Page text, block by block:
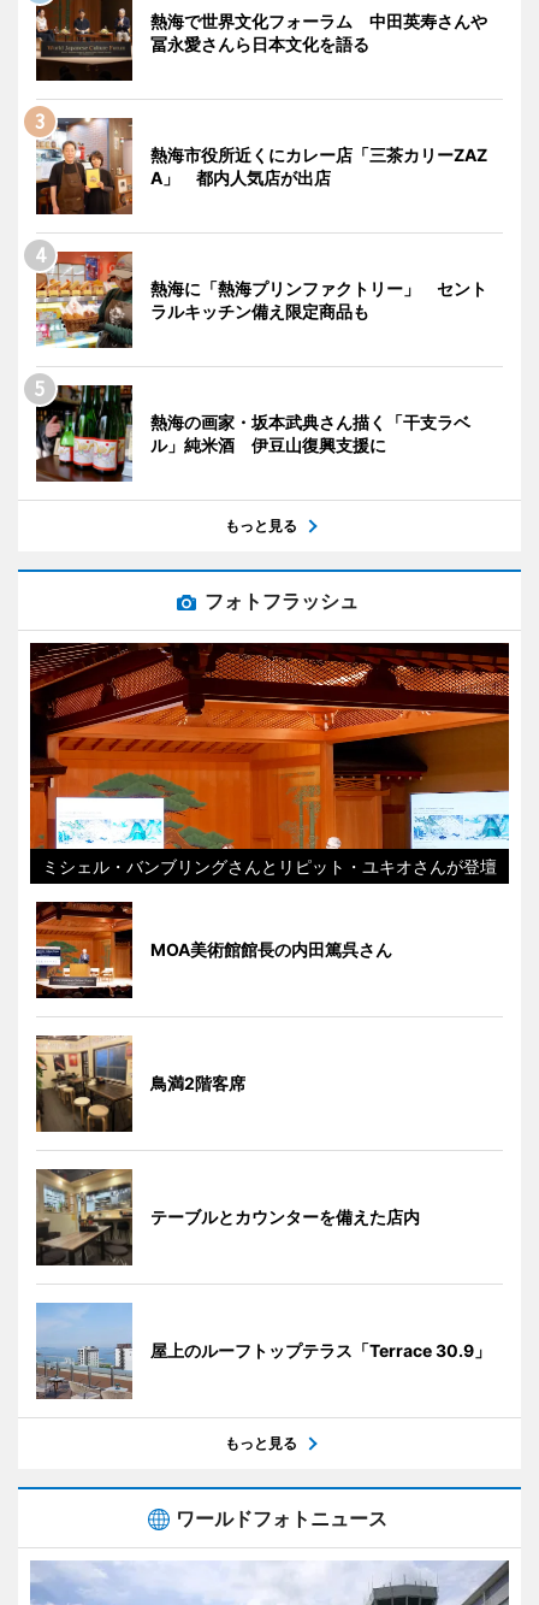
熱海で世界文化フォーラム 中田英寿さんや
冨永愛さんら日本文化を語る
熱海市役所近くにカレー店「三茶カリーZAZ
A」 都内人気店が出店
熱海に「熱海プリンファクトリー」 セント
ラルキッチン備え限定商品も
熱海の画家・坂本武典さん描く「干支ラベ
ル」純米酒 伊豆山復興支援に
もっと見る
フォトフラッシュ
ミシェル・バンブリングさんとリピット・ユキオさんが登壇
MOA美術館館長の内田篤呉さん
鳥満2階客席
テーブルとカウンターを備えた店内
屋上のルーフトップテラス「Terrace 30.9」
もっと見る
ワールドフォトニュース